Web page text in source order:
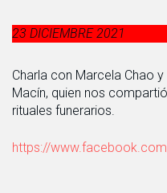
23 DICIEMBRE 2021
Charla con Marcela Chao
Macín, quien nos
rituales funerarios.
https://